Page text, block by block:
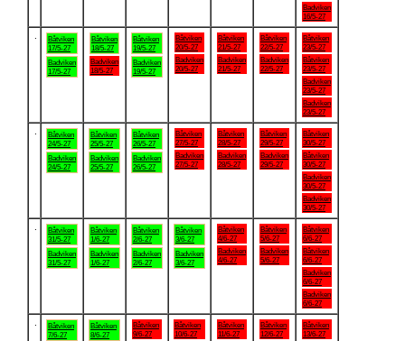
Badviken
16/5-27
Båtviken
17/5-27
Badviken
17/5-27
Båtviken
18/5-27
Badviken
18/5-27
Båtviken
19/5-27
Badviken
19/5-27
Båtviken
20/5-27
Badviken
20/5-27
Båtviken
21/5-27
Badviken
21/5-27
Båtviken
22/5-27
Badviken
22/5-27
Båtviken
23/5-27
Båtviken
23/5-27
Badviken
23/5-27
Badviken
23/5-27
Båtviken
24/5-27
Badviken
24/5-27
Båtviken
25/5-27
Badviken
25/5-27
Båtviken
26/5-27
Badviken
26/5-27
Båtviken
27/5-27
Badviken
27/5-27
Båtviken
28/5-27
Badviken
28/5-27
Båtviken
29/5-27
Badviken
29/5-27
Båtviken
30/5-27
Båtviken
30/5-27
Badviken
30/5-27
Badviken
30/5-27
Båtviken
31/5-27
Badviken
31/5-27
Båtviken
1/6-27
Badviken
1/6-27
Båtviken
2/6-27
Badviken
2/6-27
Båtviken
3/6-27
Badviken
3/6-27
Båtviken
4/6-27
Badviken
4/6-27
Båtviken
5/6-27
Badviken
5/6-27
Båtviken
6/6-27
Båtviken
6/6-27
Badviken
6/6-27
Badviken
6/6-27
Båtviken
7/6-27
Båtviken
8/6-27
Båtviken
9/6-27
Båtviken
10/6-27
Båtviken
11/6-27
Båtviken
12/6-27
Båtviken
13/6-27